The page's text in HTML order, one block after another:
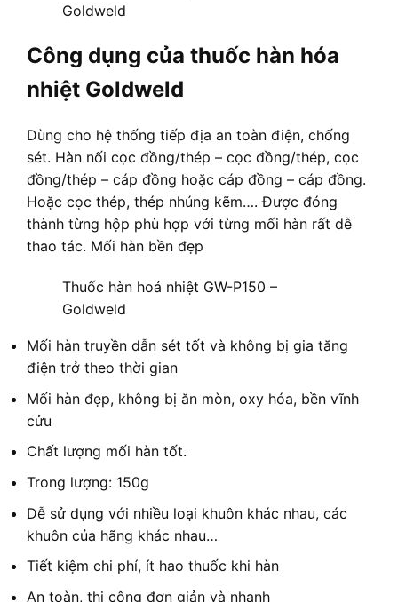
Goldweld
Công dụng của thuốc hàn hóa
nhiệt Goldweld
Dùng cho hệ thống tiếp địa an toàn điện, chống
sét. Hàn nối cọc đồng/thép – cọc đồng/thép, cọc
đồng/thép – cáp đồng hoặc cáp đồng – cáp đồng.
Hoặc cọc thép, thép nhúng kẽm…. Được đóng
thành từng hộp phù hợp với từng mối hàn rất dễ
thao tác. Mối hàn bền đẹp
Thuốc hàn hoá nhiệt GW-P150 –
Goldweld
Mối hàn truyền dẫn sét tốt và không bị gia tăng
điện trở theo thời gian
Mối hàn đẹp, không bị ăn mòn, oxy hóa, bền vĩnh
cửu
Chất lượng mối hàn tốt.
Trong lượng: 150g
Dễ sử dụng với nhiều loại khuôn khác nhau, các
khuôn của hãng khác nhau…
Tiết kiệm chi phí, ít hao thuốc khi hàn
An toàn, thi công đơn giản và nhanh